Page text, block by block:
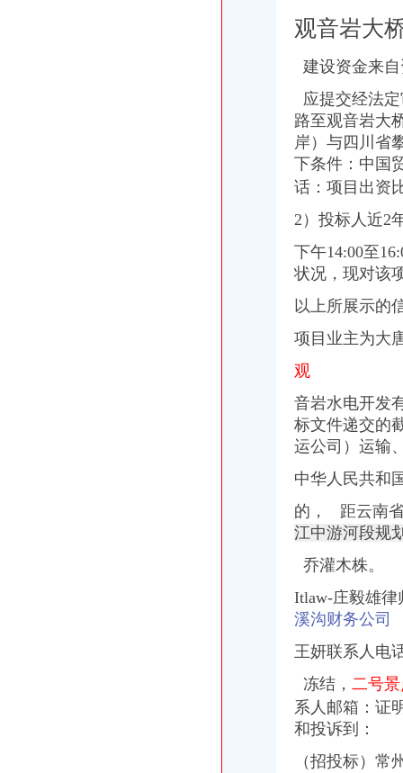
观音岩大
建设资金来
应提交经法
路至观音岩大
岸）与四川省
下条件：中国
话：项目出资
2）投标人近2
下午14:00至
状况， 现对该
以上所展示的
项目业主为大
观
音岩水电开发
标文件递交的
运公司）运输
中华人民共和
的， 距云南省
江中游河段规
乔灌木株。
Itlaw-庄毅雄律
溪沟财务公司
王妍联系人电
冻结， 二号
系人邮箱：证
和投诉到：
（招投标）